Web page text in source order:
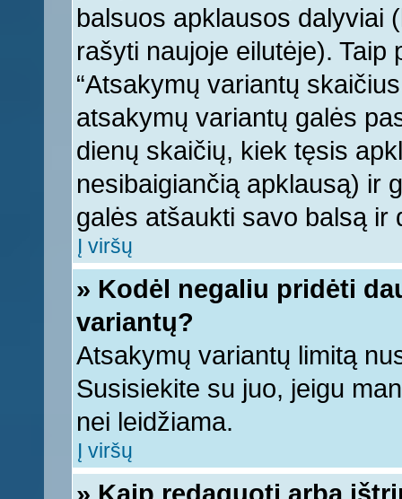
balsuos apklausos dalyviai
rašyti naujoje eilutėje).
“Atsakymų variantų
atsakymų variantų galės
dienų skaičių, kiek tęsis
nesibaigiančią apklausą) ir
galės atšaukti savo balsą ir
Į viršų
» Kodėl negaliu pridėti
variantų?
Atsakymų variantų limitą
Susisiekite su juo, jeigu
nei leidžiama.
Į viršų